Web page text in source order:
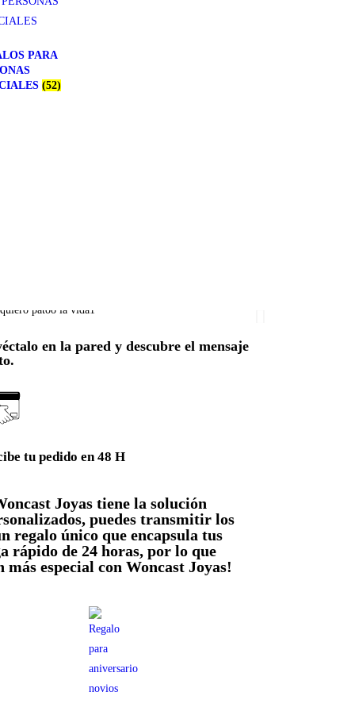
PARA
(52)
en la pared y descubre el mensaje
tu pedido en 48 H
Joyas tiene la solución
puedes transmitir los
regalo único que encapsula tus
rápido de 24 horas, por lo que
especial con Woncast Joyas!